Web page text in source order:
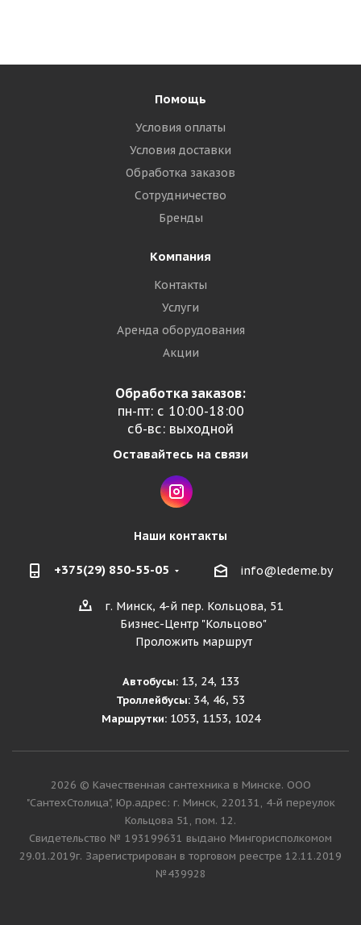
Помощь
Условия оплаты
Условия доставки
Обработка заказов
Сотрудничество
Бренды
Компания
Контакты
Услуги
Аренда оборудования
Акции
Обработка заказов:
пн-пт: с 10:00-18:00
сб-вс: выходной
Оставайтесь на связи
Наши контакты
+375(29) 850-55-05 info@ledeme.by
г. Минск, 4-й пер. Кольцова, 51
Бизнес-Центр "Кольцово"
Проложить маршрут
Автобусы:13, 24, 133
Троллейбусы: 34, 46, 53
Маршрутки:1053, 1153, 1024
2026 © Качественная сантехника в Минске. ООО
"СантехСтолица", Юр.адрес: г. Минск, 220131, 4-й переулок
Кольцова 51, пом. 12.
Cвидетельство № 193199631 выдано Мингорисполкомом
29.01.2019г. Зарегистрирован в торговом реестре 12.11.2019
№439928